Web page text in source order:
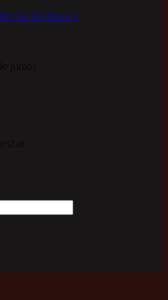
PROFESIONALES